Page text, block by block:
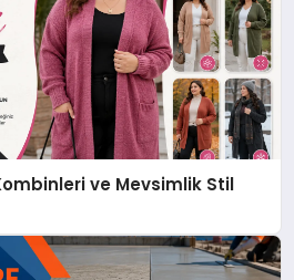
ve Mevsimlik Stil